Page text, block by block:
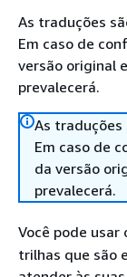
As traduções
Em caso de
versão original
prevalecerá.
As
Em caso de
da versão
prevalecerá.
Você pode usar
trilhas que são